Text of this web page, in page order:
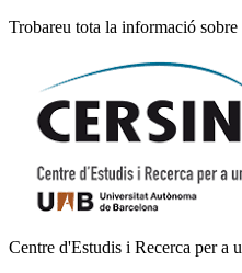
Trobareu tota la informació
Centre d'Estudis i Recerca per a